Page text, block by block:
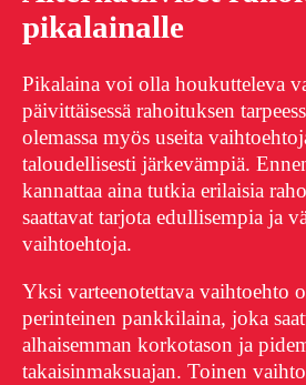
pikalainalle
Pikalaina voi olla houkutteleva
päivittäisessä rahoituksen
olemassa myös useita
taloudellisesti järkevämpiä.
kannattaa aina tutkia erilaisia
saattavat tarjota edullisempia ja
vaihtoehtoja.
Yksi varteenotettava vaihtoehto
perinteinen pankkilaina, joka
alhaisemman korkotason ja
takaisinmaksuajan. Toinen